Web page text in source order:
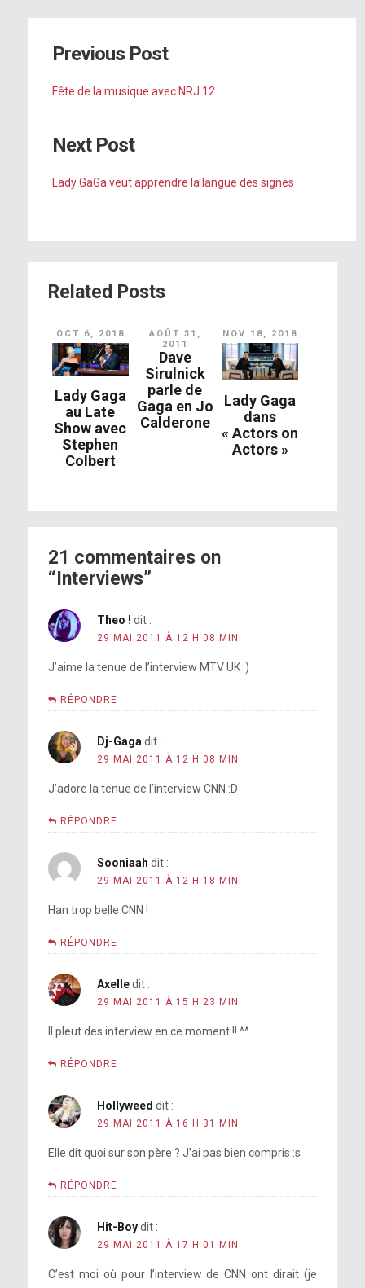
Previous Post
Fête de la musique avec NRJ 12
Next Post
Lady GaGa veut apprendre la langue des signes
Related Posts
OCT 6, 2018
Lady Gaga
au Late
Show avec
Stephen
Colbert
AOÛT 31,
2011
Dave
Sirulnick
parle de
Gaga en Jo
Calderone
NOV 18, 2018
Lady Gaga
dans
« Actors on
Actors »
21 commentaires on
“Interviews”
Theo ! dit :
29 MAI 2011 À 12 H 08 MIN
J’aime la tenue de l’interview MTV UK :)
RÉPONDRE
Dj-Gaga dit :
29 MAI 2011 À 12 H 08 MIN
J’adore la tenue de l’interview CNN :D
RÉPONDRE
Sooniaah dit :
29 MAI 2011 À 12 H 18 MIN
Han trop belle CNN !
RÉPONDRE
Axelle dit :
29 MAI 2011 À 15 H 23 MIN
Il pleut des interview en ce moment !! ^^
RÉPONDRE
Hollyweed dit :
29 MAI 2011 À 16 H 31 MIN
Elle dit quoi sur son père ? J’ai pas bien compris :s
RÉPONDRE
Hit-Boy dit :
29 MAI 2011 À 17 H 01 MIN
C’est moi où pour l’interview de CNN ont dirait (je